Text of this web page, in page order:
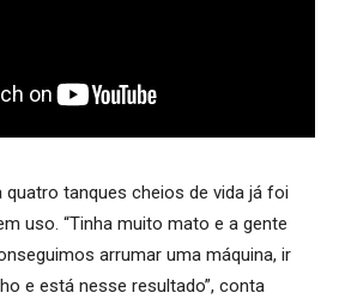
quatro tanques cheios de vida já foi
uso. “Tinha muito mato e a gente
arrumar uma máquina, ir
e está nesse resultado”, conta